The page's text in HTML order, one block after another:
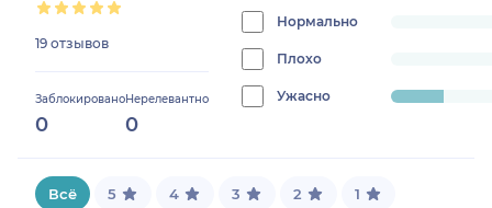
19 отзывов
Заблокировано
0
Нерелевантно
0
5.263157894736842%
Нормально
0%
Плохо
0%
Ужасно
progress:
15.789473684210526%
Всё 5 4 3 2 1